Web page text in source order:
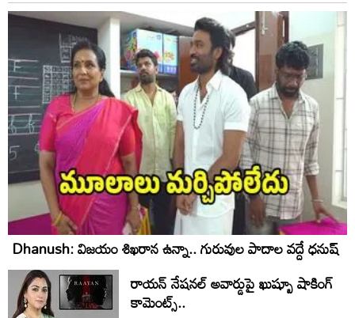
Dhanush: విజయం శిఖరాన ఉన్నా.. గురువుల పాదాల వద్దే ధనుష్‌
రాయన్ నేషనల్ అవార్డుపై ఖుష్బూ షాకింగ్
కామెంట్స్..